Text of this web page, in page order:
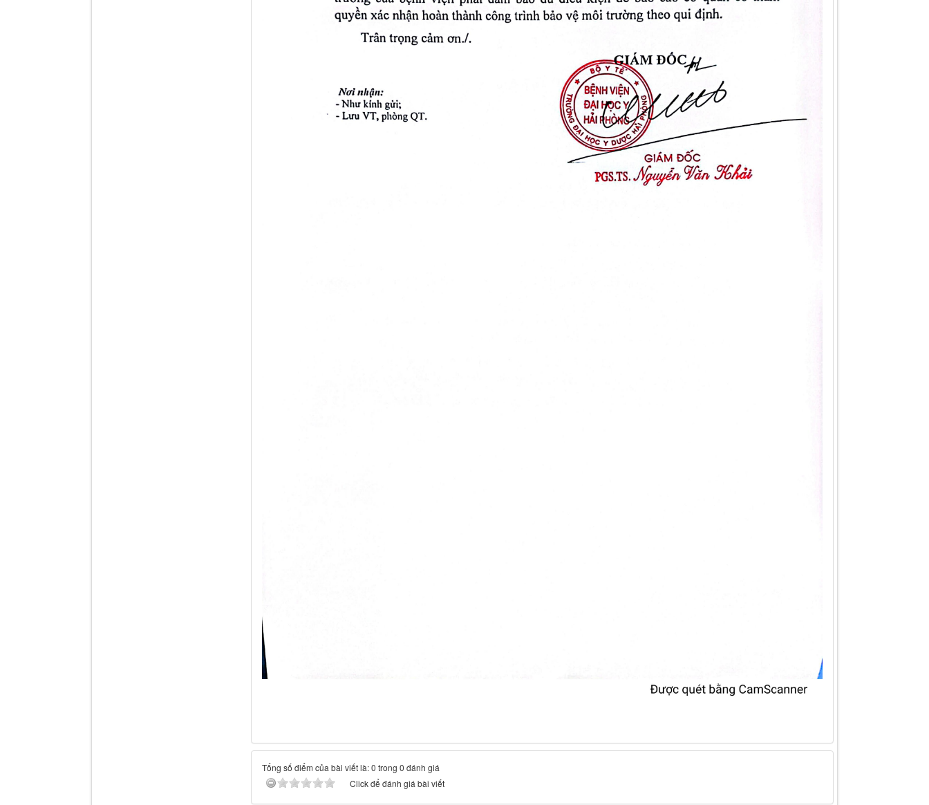
Tổng số điểm của bài viết là: 0 trong 0 đánh giá
Click để đánh giá bài viết